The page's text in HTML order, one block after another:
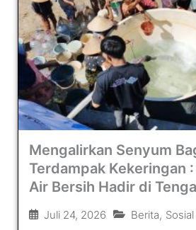
Mengalirkan Senyum
Terdampak Kekeringan
Air Bersih Hadir di
Juli 24, 2026 Berita,